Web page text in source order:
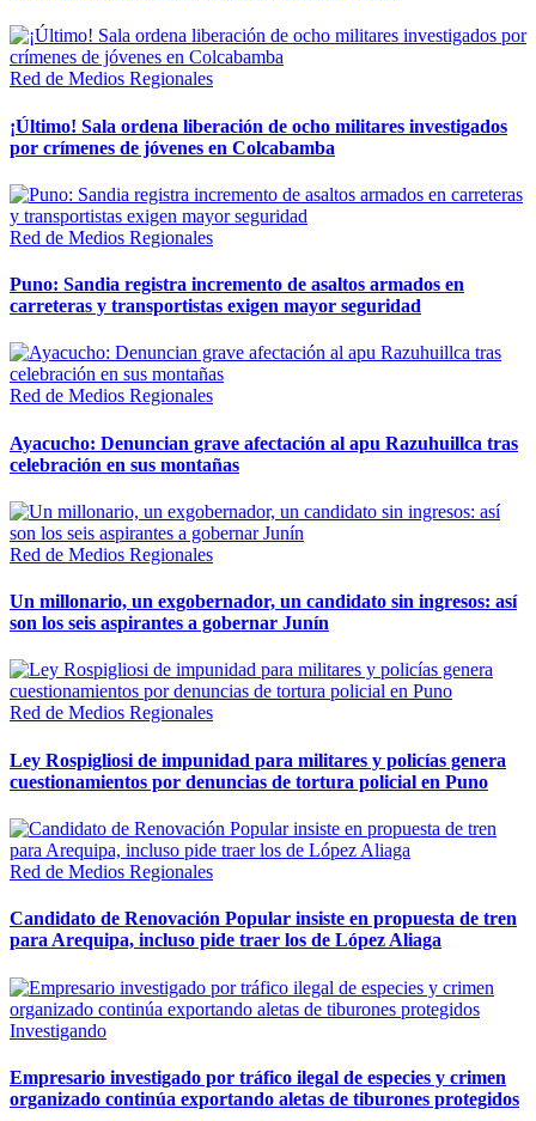
Red de Medios Regionales
¡Último! Sala ordena liberación de ocho militares investigados
por crímenes de jóvenes en Colcabamba
Red de Medios Regionales
Puno: Sandia registra incremento de asaltos armados en
carreteras y transportistas exigen mayor seguridad
Red de Medios Regionales
Ayacucho: Denuncian grave afectación al apu Razuhuillca tras
celebración en sus montañas
Red de Medios Regionales
Un millonario, un exgobernador, un candidato sin ingresos: así
son los seis aspirantes a gobernar Junín
Red de Medios Regionales
Ley Rospigliosi de impunidad para militares y policías genera
cuestionamientos por denuncias de tortura policial en Puno
Red de Medios Regionales
Candidato de Renovación Popular insiste en propuesta de tren
para Arequipa, incluso pide traer los de López Aliaga
Investigando
Empresario investigado por tráfico ilegal de especies y crimen
organizado continúa exportando aletas de tiburones protegidos